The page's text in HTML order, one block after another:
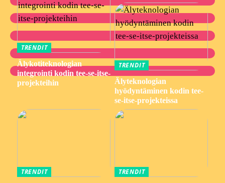
TRENDIT
Älykotiteknologian
integrointi kodin tee-se-itse-
projekteihin
TRENDIT
Älyteknologian
hyödyntäminen kodin tee-
se-itse-projekteissa
TRENDIT
TRENDIT